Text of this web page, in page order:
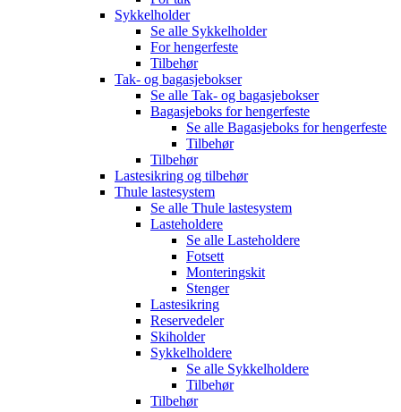
Sykkelholder
Se alle Sykkelholder
For hengerfeste
Tilbehør
Tak- og bagasjebokser
Se alle Tak- og bagasjebokser
Bagasjeboks for hengerfeste
Se alle Bagasjeboks for hengerfeste
Tilbehør
Tilbehør
Lastesikring og tilbehør
Thule lastesystem
Se alle Thule lastesystem
Lasteholdere
Se alle Lasteholdere
Fotsett
Monteringskit
Stenger
Lastesikring
Reservedeler
Skiholder
Sykkelholdere
Se alle Sykkelholdere
Tilbehør
Tilbehør